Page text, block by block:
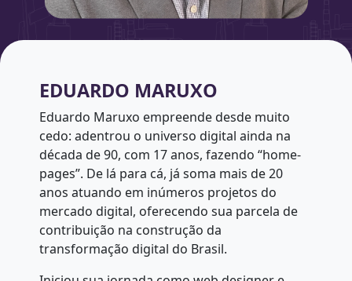
EDUARDO MARUXO
Eduardo Maruxo empreende desde muito
cedo: adentrou o universo digital ainda na
década de 90, com 17 anos, fazendo “home-
pages”. De lá para cá, já soma mais de 20
anos atuando em inúmeros projetos do
mercado digital, oferecendo sua parcela de
contribuição na construção da
transformação digital do Brasil.